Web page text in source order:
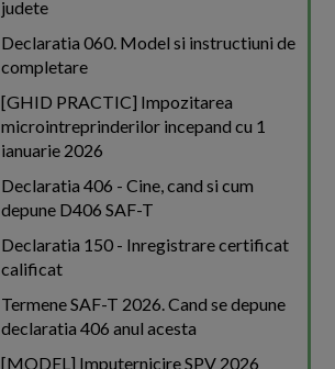
judete
Declaratia 060. Model si instructiuni de
completare
[GHID PRACTIC] Impozitarea
microintreprinderilor incepand cu 1
ianuarie 2026
Declaratia 406 - Cine, cand si cum
depune D406 SAF-T
Declaratia 150 - Inregistrare certificat
calificat
Termene SAF-T 2026. Cand se depune
declaratia 406 anul acesta
[MODEL] Imputernicire SPV 2026